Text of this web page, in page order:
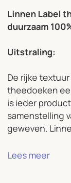
Linnen Label
duurzaam
Uitstraling:
De rijke
theedoeken
is ieder
samenstelling
geweven.
manier tot
Lees meer